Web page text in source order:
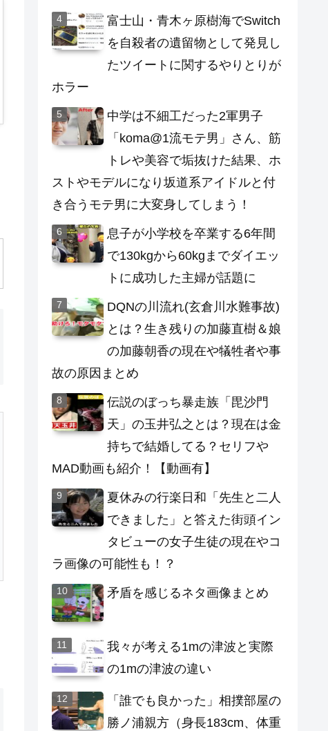
富士山・青木ヶ原樹海でSwitch
を自殺者の遺留物として発見し
たツイートに関するやりとりが
ホラー
中学は不細工だった2軍男子
「koma@1流モテ男」さん、筋
トレや美容で垢抜けた結果、ホ
ストやモデルになり坂道系アイドルと付
き合うモテ男に大変身してしまう！
息子が小学校を卒業する6年間
で130kgから60kgまでダイエッ
トに成功した主婦が話題に
DQNの川流れ(玄倉川水難事故)
とは？生き残りの加藤直樹＆娘
の加藤朝香の現在や犠牲者や事
故の原因まとめ
伝説のぼっち暴走族「毘沙門
天」の玉井弘之とは？現在は金
持ちで結婚してる？セリフや
MAD動画も紹介！【動画有】
夏休みの行楽日和「先生と二人
できました」と答えた街頭イン
タビューの女子生徒の現在やコ
ラ画像の可能性も！？
矛盾を感じるネタ画像まとめ
我々が考える1mの津波と実際
の1mの津波の違い
「誰でも良かった」相撲部屋の
勝ノ浦親方（身長183cm、体重